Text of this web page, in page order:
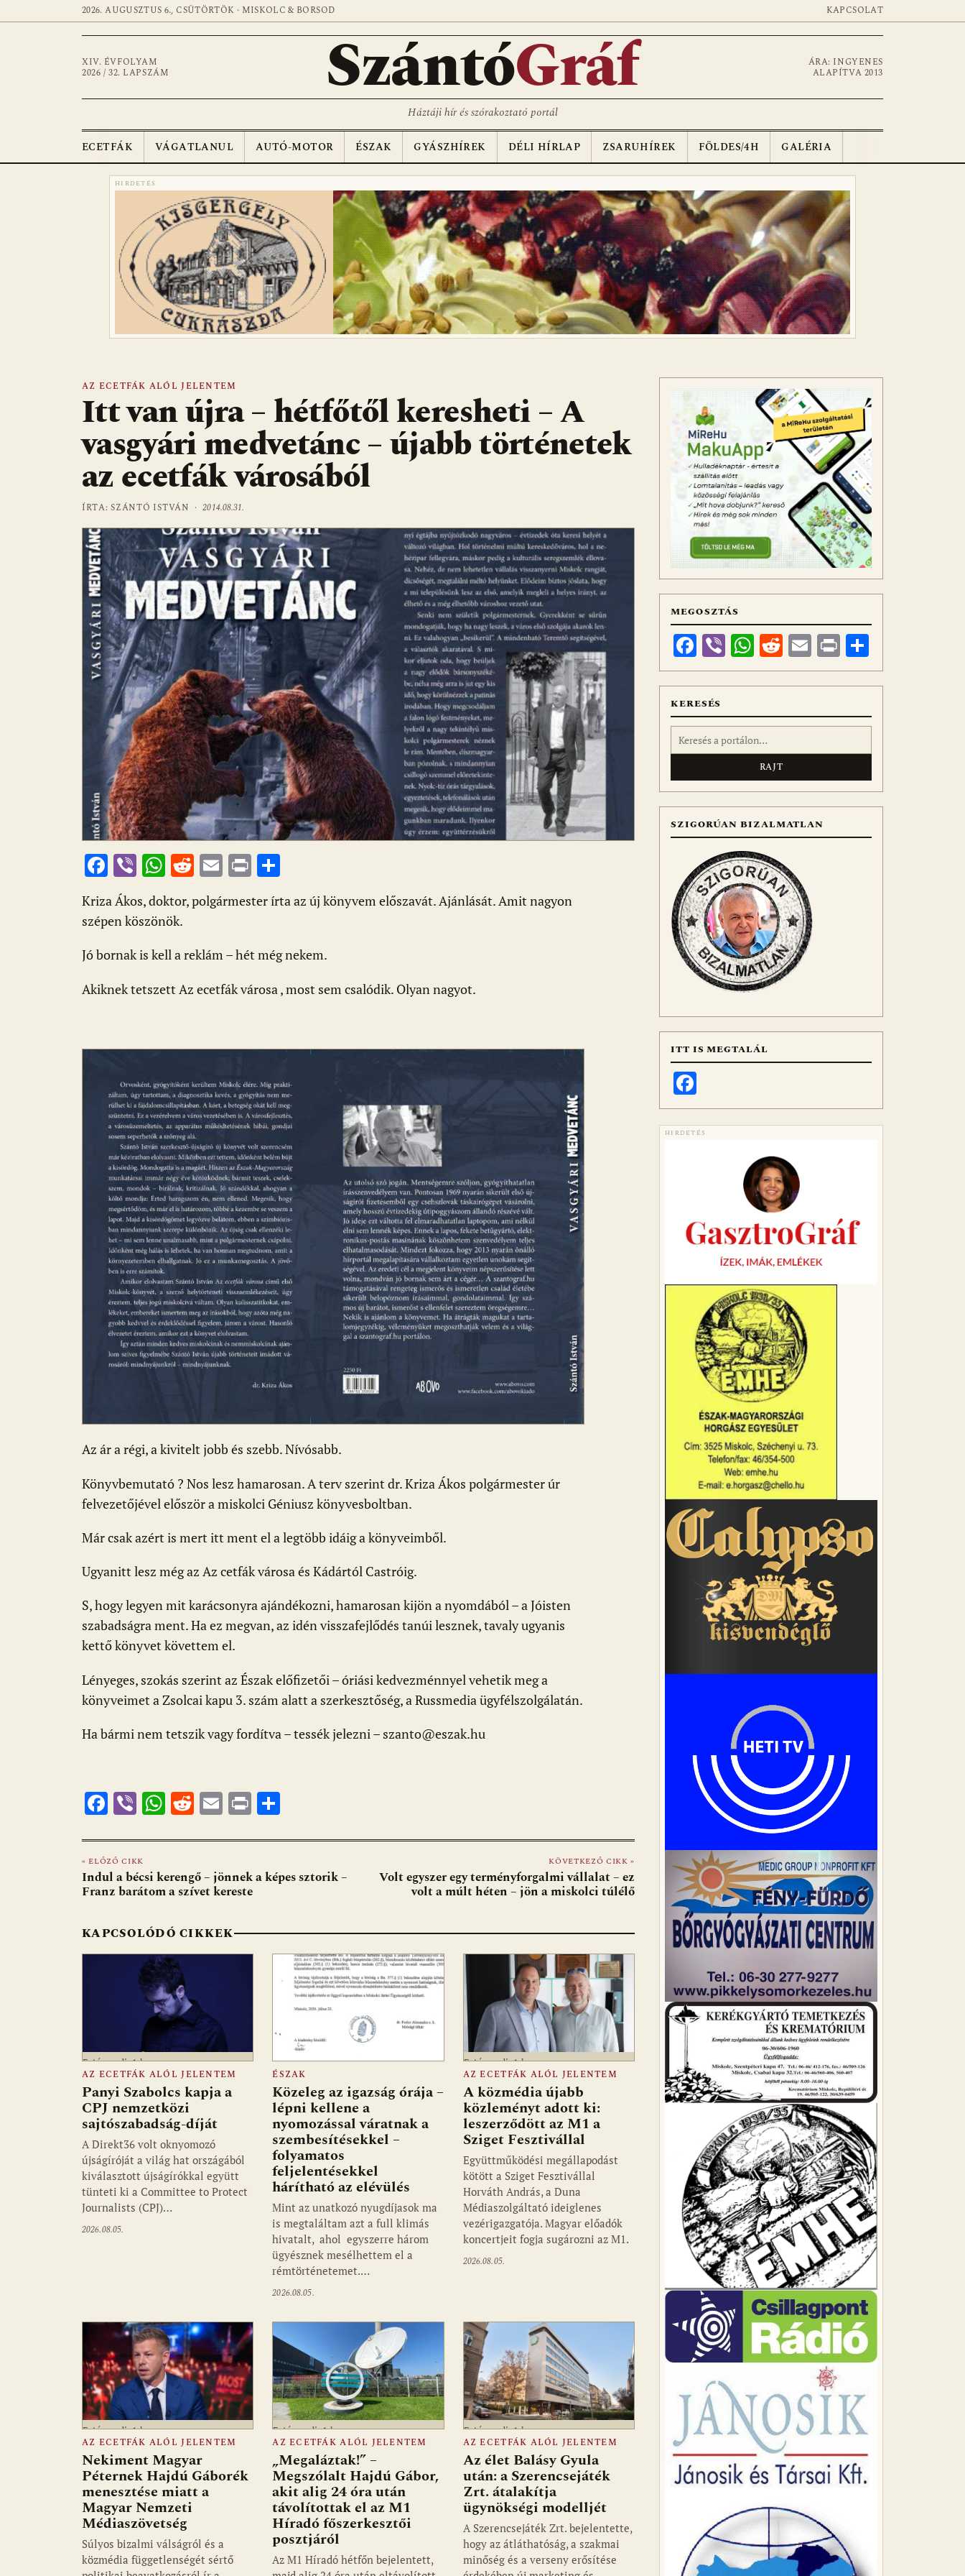
2026. AUGUSZTUS 6., CSÜTÖRTÖK · MISKOLC & BORSOD KAPCSOLAT
XIV. ÉVFOLYAM
2026 / 32. LAPSZÁM
SzántóGráf
ÁRA: INGYENES
ALAPÍTVA 2013
Háztáji hír és szórakoztató portál
ECETFÁK VÁGATLANUL AUTÓ-MOTOR ÉSZAK GYÁSZHÍREK DÉLI HÍRLAP ZSARUHÍREK FÖLDES/4H GALÉRIA
HIRDETÉS
AZ ECETFÁK ALÓL JELENTEM
Itt van újra – hétfőtől keresheti – A
vasgyári medvetánc – újabb történetek
az ecetfák városából
ÍRTA: SZÁNTÓ ISTVÁN ·2014.08.31.
F
ac
e
b
o
o
k
Vi
er
W
h
at
s
A
p
p
R
d
t
E
ai
Pr
t za
e
g
Kriza Ákos, doktor, polgármester írta az új könyvem előszavát. Ajánlását. Amit nagyon
szépen köszönök.
Jó bornak is kell a reklám – hét még nekem.
Akiknek tetszett Az ecetfák városa , most sem csalódik. Olyan nagyot.
Az ár a régi, a kivitelt jobb és szebb. Nívósabb.
Könyvbemutató ? Nos lesz hamarosan. A terv szerint dr. Kriza Ákos polgármester úr
felvezetőjével először a miskolci Géniusz könyvesboltban.
Már csak azért is mert itt ment el a legtöbb idáig a könyveimből.
Ugyanitt lesz még az Az cetfák városa és Kádártól Castróig.
S, hogy legyen mit karácsonyra ajándékozni, hamarosan kijön a nyomdából – a Jóisten
szabadságra ment. Ha ez megvan, az idén visszafejlődés tanúi lesznek, tavaly ugyanis
kettő könyvet követtem el.
Lényeges, szokás szerint az Észak előfizetői – óriási kedvezménnyel vehetik meg a
könyveimet a Zsolcai kapu 3. szám alatt a szerkesztőség, a Russmedia ügyfélszolgálatán.
Ha bármi nem tetszik vagy fordítva – tessék jelezni – szanto@eszak.hu
F
e
b
o
k
Vi
er
W
at
s
A
p
p
R
d
di
t
E
ai
l
Pr
t za
m
« ELŐZŐ CIKK
Indul a bécsi kerengő – jönnek a képes sztorik –
Franz barátom a szívet kereste
KÖVETKEZŐ CIKK »
Volt egyszer egy terményforgalmi vállalat – ez
volt a múlt héten – jön a miskolci túlélő
KAPCSOLÓDÓ CIKKEK
Fotó: media1.hu
AZ ECETFÁK ALÓL JELENTEM
Panyi Szabolcs kapja a
CPJ nemzetközi
sajtószabadság-díját
A Direkt36 volt oknyomozó
újságíróját a világ hat országából
kiválasztott újságírókkal együtt
tünteti ki a Committee to Protect
Journalists (CPJ)…
2026.08.05.
ÉSZAK
Közeleg az igazság órája –
lépni kellene a
nyomozással váratnak a
szembesítésekkel –
folyamatos
feljelentésekkel
hárítható az elévülés
Mint az unatkozó nyugdíjasok ma
is megtaláltam azt a full klimás
hivatalt, ahol egyszerre három
ügyésznek mesélhettem el a
rémtörténetemet.…
2026.08.05.
Fotó: media1.hu
AZ ECETFÁK ALÓL JELENTEM
A közmédia újabb
közleményt adott ki:
leszerződött az M1 a
Sziget Fesztivállal
Együttműködési megállapodást
kötött a Sziget Fesztivállal
Horváth András, a Duna
Médiaszolgáltató ideiglenes
vezérigazgatója. Magyar előadók
koncertjeit fogja sugározni az M1.
2026.08.05.
Fotó: media1.hu
AZ ECETFÁK ALÓL JELENTEM
Nekiment Magyar
Péternek Hajdú Gáborék
menesztése miatt a
Magyar Nemzeti
Médiaszövetség
Súlyos bizalmi válságról és a
közmédia függetlenségét sértő
Fotó: media1.hu
AZ ECETFÁK ALÓL JELENTEM
„Megaláztak!” –
Megszólalt Hajdú Gábor,
akit alig 24 óra után
távolítottak el az M1
Híradó főszerkesztői
posztjáról
Az M1 Híradó hétfőn bejelentett,
Fotó: media1.hu
AZ ECETFÁK ALÓL JELENTEM
Az élet Balásy Gyula
után: a Szerencsejáték
Zrt. átalakítja
ügynökségi modelljét
A Szerencsejáték Zrt. bejelentette,
hogy az átláthatóság, a szakmai
minőség és a verseny erősítése
MEGOSZTÁS
Facebook
ViberWhatsApp
Reddit
Email
Print
meg
KERESÉS
Keresés:
SZIGORÚAN BIZALMATLAN
ITT IS MEGTALÁL
HIRDETÉS